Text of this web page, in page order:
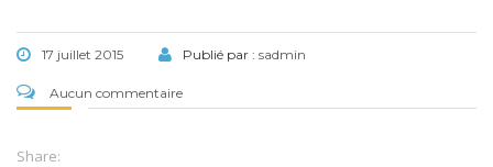
17 juillet 2015 Publié par : sadmin
Aucun commentaire
Share: